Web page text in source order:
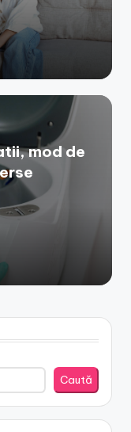
mod de
Caută